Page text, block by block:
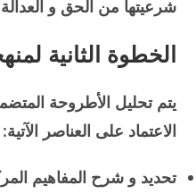
شرعيتها من الحق و
الخطوة الثانية
يتم تحليل الأطروحة
الاعتماد على العناصر الآتية:
تحديد و شرح المفاهيم